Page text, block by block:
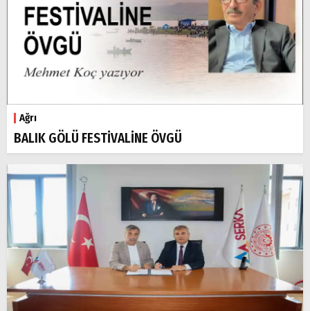
Ağrı
BALIK GÖLÜ FESTİVALİNE ÖVGÜ